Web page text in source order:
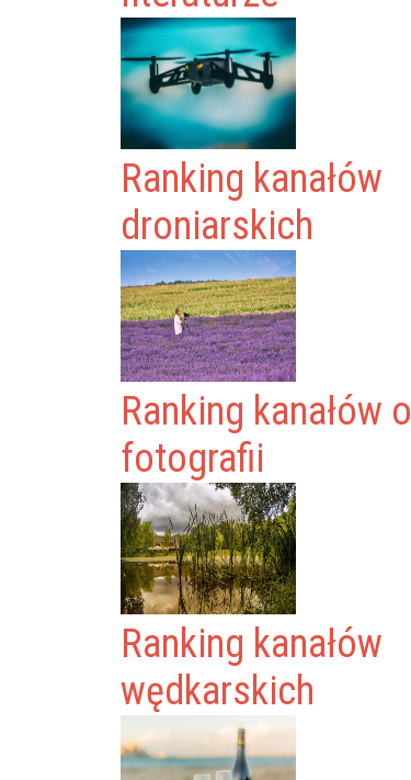
Ranking kanałów
droniarskich
Ranking kanałów o
fotografii
Ranking kanałów
wędkarskich